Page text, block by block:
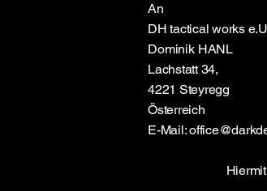
An
DH tactical works
Dominik HANL
Lachstatt 34,
4221 Steyregg
Österreich
E-Mail: